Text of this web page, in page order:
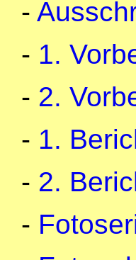
-
- 1.
- 2.
- 1.
- 2.
-